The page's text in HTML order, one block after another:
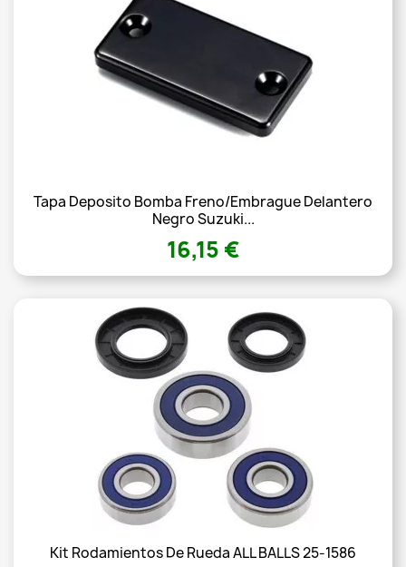
Tapa Deposito Bomba Freno/embrague Delantero
Negro Suzuki...
16,15 €
Kit Rodamientos De Rueda ALL BALLS 25-1586